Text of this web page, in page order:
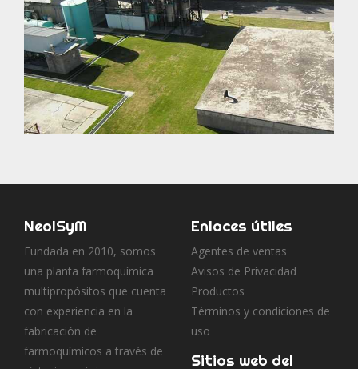
NeolSyM
Fundada en 2010, somos
una planta farmoquímica
multipropósitos que cuenta
con experiencia en la
fabricación de
farmoquímicos a través de
Enlaces útiles
Agentes de ventas
Avisos de Privacidad
Productos
Términos y condiciones de
uso
Sitios web del